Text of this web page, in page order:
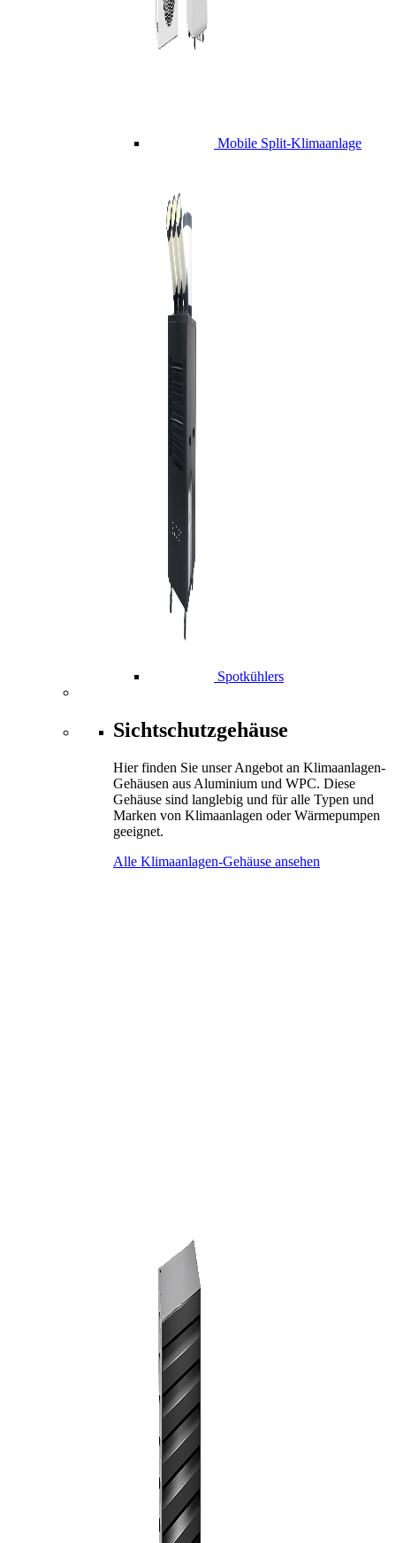
Mobile Split-Klimaanlage
Spotkühlers
Sichtschutzgehäuse
Hier finden Sie unser Angebot an Klimaanlagen-
Gehäusen aus Aluminium und WPC. Diese
Gehäuse sind langlebig und für alle Typen und
Marken von Klimaanlagen oder Wärmepumpen
geeignet.
Alle Klimaanlagen-Gehäuse ansehen